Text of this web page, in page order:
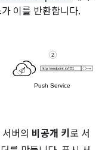
이를 반환합니다.
버의 비공개 키 로 서